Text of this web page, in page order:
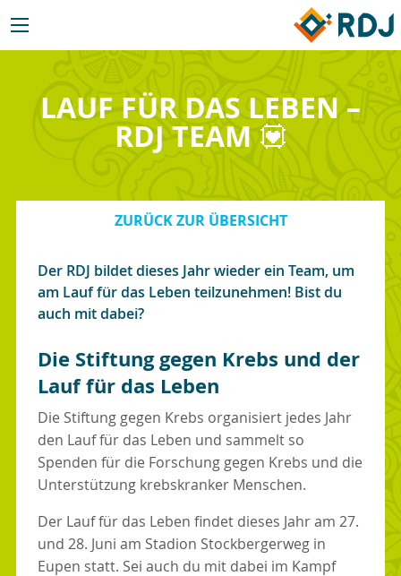
LAUF FÜR DAS LEBEN –
RDJ TEAM 💟
ZURÜCK ZUR ÜBERSICHT
Der RDJ bildet dieses Jahr wieder ein Team, um
am Lauf für das Leben teilzunehmen! Bist du
auch mit dabei?
Die Stiftung gegen Krebs und der
Lauf für das Leben
Die Stiftung gegen Krebs organisiert jedes Jahr
den Lauf für das Leben und sammelt so
Spenden für die Forschung gegen Krebs und die
Unterstützung krebskranker Menschen.
Der Lauf für das Leben findet dieses Jahr am 27.
und 28. Juni am Stadion Stockbergerweg in
Eupen statt. Sei auch du mit dabei im Kampf